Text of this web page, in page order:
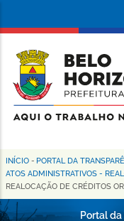
conteúdo
principal
da
Prefeitura
de
Horizonte
Trilha
de
INÍCIO - PORTAL DA
ATOS ADMINISTRATIVOS -
REALOCAÇÃO DE CRÉDITOS
Portal